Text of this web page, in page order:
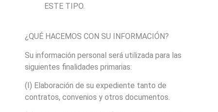
ESTE TIPO.
¿QUÉ HACEMOS CON SU INFORMACIÓN?
Su información personal será utilizada para las
siguientes finalidades primarias:
(I) Elaboración de su expediente tanto de
contratos, convenios y otros documentos.